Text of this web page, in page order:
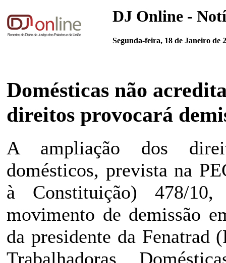
DJ Online -
Segunda-feira, 18 de Janeiro de
Domésticas não
direitos provocará
A ampliação dos
domésticos, prevista na
à Constituição) 478/
movimento de demissão
da presidente da Fenatrad
Trabalhadoras